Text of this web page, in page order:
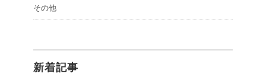
その他
新着記事